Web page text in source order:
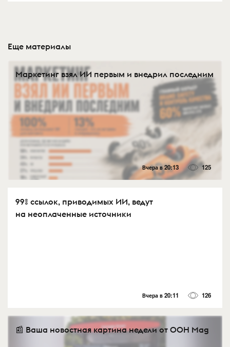
Еще материалы
Маркетинг взял ИИ первым и внедрил последним
Вчера в 20:13 125
99% ссылок, приводимых ИИ, ведут
на неоплаченные источники
Вчера в 20:11 126
📰 Ваша новостная картина недели от OOH Mag